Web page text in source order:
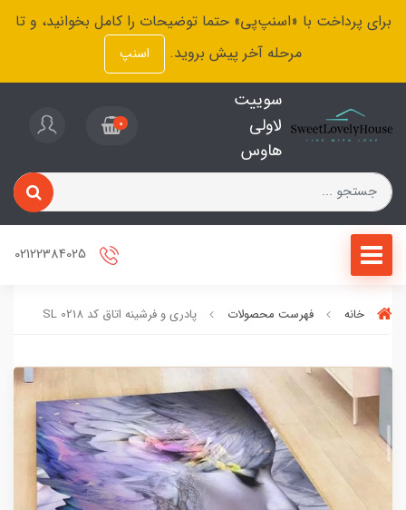
برای پرداخت با «اسنپ‌پی» حتما توضیحات را کامل بخوانید، و تا
مرحله آخر پیش بروید.
اسنپ
سوییت
لاولی
هاوس
0
خانه فهرست محصولات پادری و فرشینه اتاق کد SL 0218